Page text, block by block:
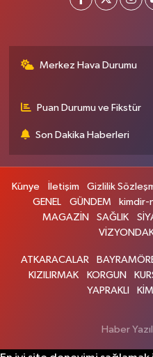
Merkez Hava Durumu
Puan Durumu ve Fikstür
Son Dakika Haberleri
Künye İletişim Gizlilik
GENEL
GÜNDEM kimdir-
MAGAZİN
SAĞLIK
ATKARACALAR
KIZILIRMAK
KORGUN
YAPRAKLI
Haber